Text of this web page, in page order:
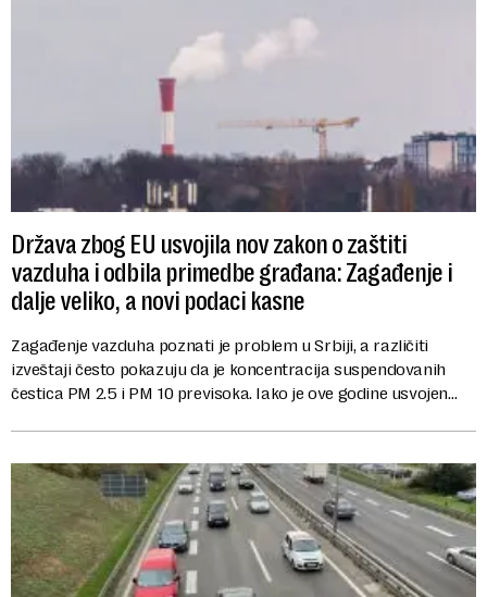
Država zbog EU usvojila nov zakon o zaštiti
vazduha i odbila primedbe građana: Zagađenje i
dalje veliko, a novi podaci kasne
Zagađenje vazduha poznati je problem u Srbiji, a različiti
izveštaji često pokazuju da je koncentracija suspendovanih
čestica PM 2.5 i PM 10 previsoka. Iako je ove godine usvojen